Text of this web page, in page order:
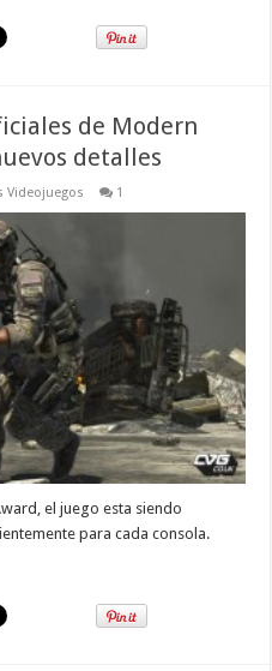
de Modern
detalles
Videojuegos 1
el juego esta siendo
para cada consola.